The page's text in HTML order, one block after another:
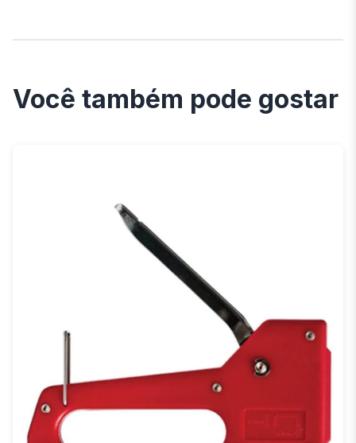
Você também pode gostar